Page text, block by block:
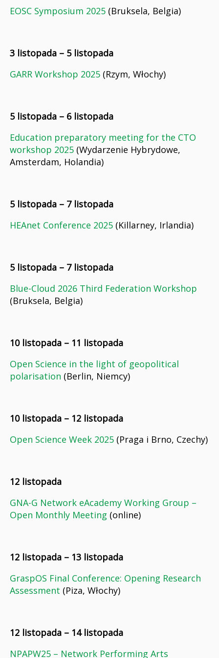
EOSC Symposium 2025 (Bruksela, Belgia)
3 listopada – 5 listopada
GARR Workshop 2025 (Rzym, Włochy)
5 listopada – 6 listopada
Education preparatory meeting for the CTO
workshop 2025 (Wydarzenie Hybrydowe,
Amsterdam, Holandia)
5 listopada – 7 listopada
HEAnet Conference 2025 (Killarney, Irlandia)
5 listopada – 7 listopada
Blue-Cloud 2026 Third Federation Workshop
(Bruksela, Belgia)
10 listopada – 11 listopada
Open Science in the light of geopolitical
polarisation (Berlin, Niemcy)
10 listopada – 12 listopada
Open Science Week 2025 (Praga i Brno, Czechy)
12 listopada
GNA-G Network eAcademy Working Group –
Open Monthly Meeting (online)
12 listopada – 13 listopada
GraspOS Final Conference: Opening Research
Assessment (Piza, Włochy)
12 listopada – 14 listopada
NPAPW25 – Network Performing Arts